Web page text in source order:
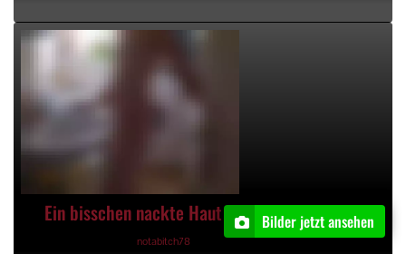
Ein bisschen nackte Haut mit 5 Bildern
notabitch78
Bilder jetzt ansehen